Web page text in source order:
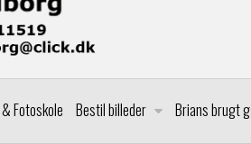
Fotoskole Bestil billeder Brians brugt